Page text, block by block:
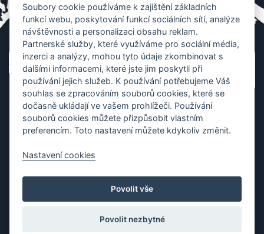
Copyright (c) 2010 - 2026
, created
Organizace závodů dračích lodí, teambulding programy
Soubory cookie používáme k zajištění základních
funkcí webu, poskytování funkcí sociálních sítí, analýze
návštěvnosti a personalizaci obsahu reklam.
Partnerské služby, které využíváme pro sociální média,
inzerci a analýzy, mohou tyto údaje zkombinovat s
dalšími informacemi, které jste jim poskytli při
používání jejich služeb. K používání potřebujeme Váš
souhlas se zpracováním souborů cookies, které se
dočasně ukládají ve vašem prohlížeči. Používání
souborů cookies můžete přizpůsobit vlastním
preferencím. Toto nastavení můžete kdykoliv změnit.
Nastavení cookies
Povolit vše
Povolit nezbytné